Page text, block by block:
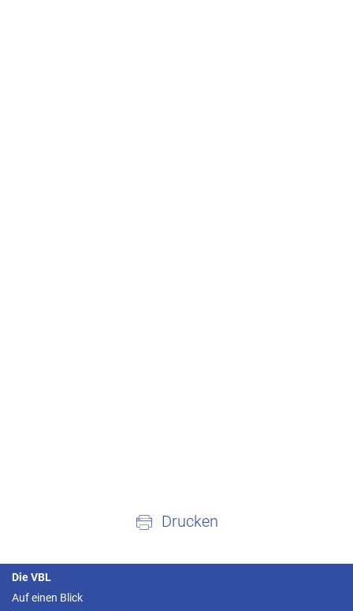
Drucken
Die VBL
Auf einen Blick